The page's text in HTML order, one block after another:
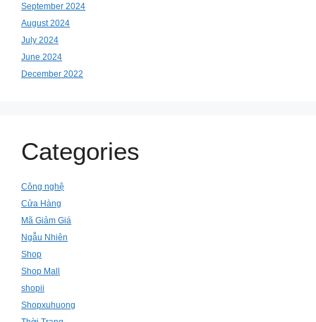
September 2024
August 2024
July 2024
June 2024
December 2022
Categories
Công nghệ
Cửa Hàng
Mã Giảm Giá
Ngẫu Nhiên
Shop
Shop Mall
shopii
Shopxuhuong